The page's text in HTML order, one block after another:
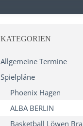
KATEGORIEN
Allgemeine Termine
Spielpläne
Phoenix Hagen
ALBA BERLIN
Basketball Löwen